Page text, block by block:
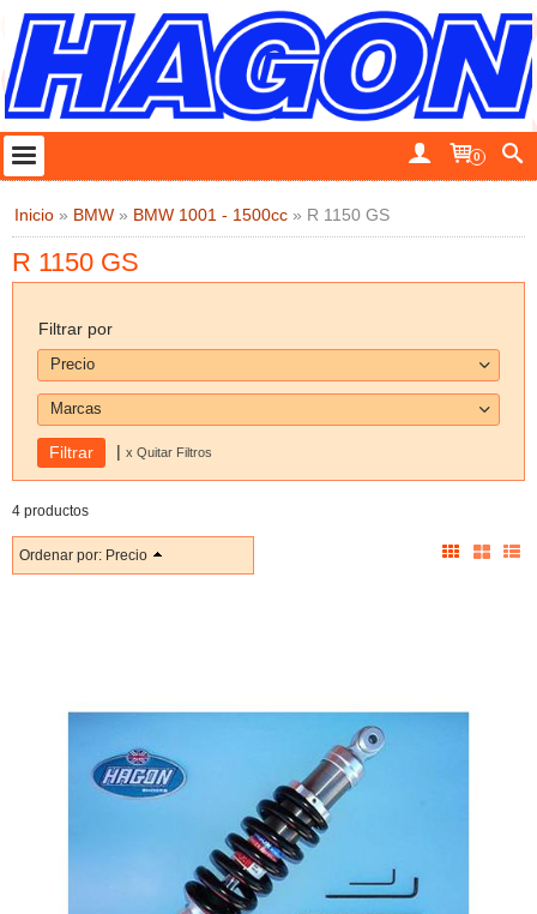
0
Inicio » BMW » BMW 1001 - 1500cc » R 1150 GS
R 1150 GS
Filtrar por
Precio
Marcas
| x Quitar Filtros
4 productos
Ordenar por: Precio